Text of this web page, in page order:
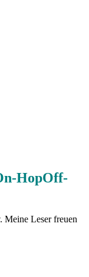
HopOff-
Meine Leser freuen